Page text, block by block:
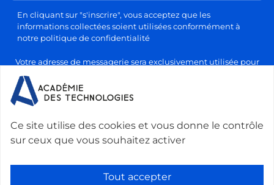
Ce site utilise des cookies et vous donne le contrôle
sur ceux que vous souhaitez activer
Tout accepter
En cliquant sur "s'inscrire", vous acceptez que les
informations collectées soient utilisées conformément à
notre politique de confidentialité
Votre adresse de messagerie sera exclusivement utilisée pour
l'envoi de nos lettres d'information, conformément à notre
politique de confidentialité et de traitement des données
personnelles. Vous pourrez vous désabonner à tout moment en
cliquant sur le lien prévu à cet effet dans chaque newsletter.
Nous contacter :Académie des technologies -
Le Ponant, 19 rue Leblanc, 75015 Paris, France